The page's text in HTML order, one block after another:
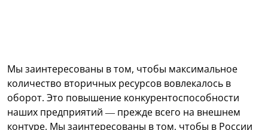
Мы заинтересованы в том, чтобы максимальное
количество вторичных ресурсов вовлекалось в
оборот. Это повышение конкурентоспособности
наших предприятий — прежде всего на внешнем
контуре. Мы заинтересованы в том, чтобы в России